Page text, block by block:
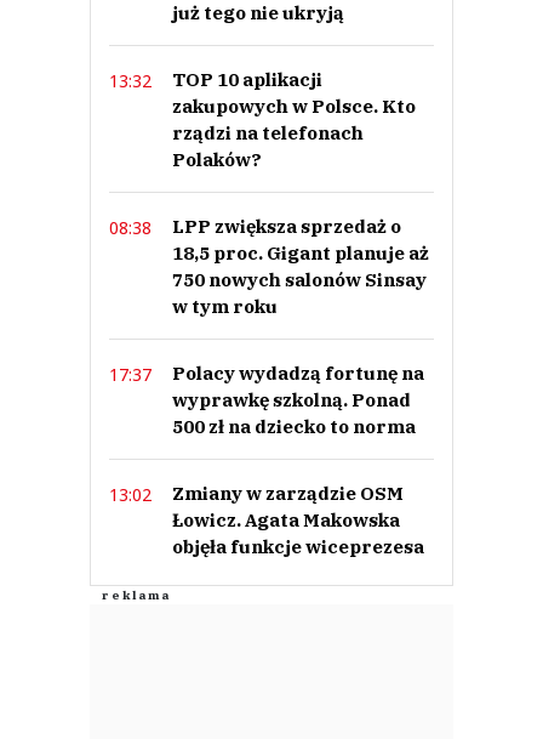
już tego nie ukryją
13:32
TOP 10 aplikacji
zakupowych w Polsce. Kto
rządzi na telefonach
Polaków?
08:38
LPP zwiększa sprzedaż o
18,5 proc. Gigant planuje aż
750 nowych salonów Sinsay
w tym roku
17:37
Polacy wydadzą fortunę na
wyprawkę szkolną. Ponad
500 zł na dziecko to norma
13:02
Zmiany w zarządzie OSM
Łowicz. Agata Makowska
objęła funkcje wiceprezesa